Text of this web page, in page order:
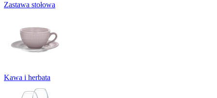
Zastawa stołowa
Kawa i herbata